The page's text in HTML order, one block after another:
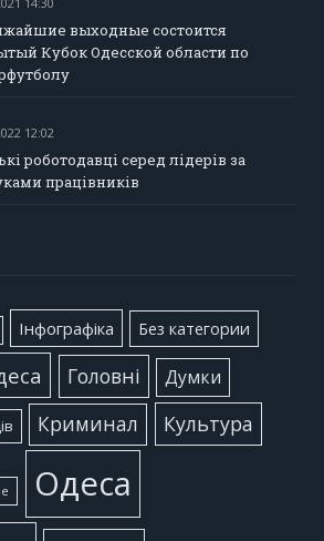
выходные состоится
Кубок Одесской области по
12:02
роботодавці серед лідерів за
працівників
Інфографіка Без категории
Головні Думки
Криминал Культура
Одеса